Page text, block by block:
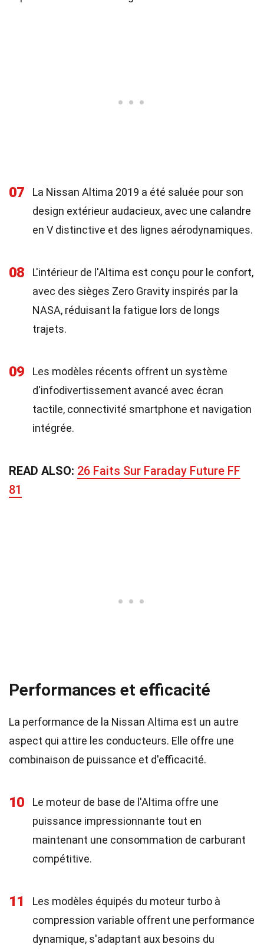
07
La Nissan Altima 2019 a été saluée pour son
design extérieur audacieux, avec une calandre
en V distinctive et des lignes aérodynamiques.
08
L'intérieur de l'Altima est conçu pour le confort,
avec des sièges Zero Gravity inspirés par la
NASA, réduisant la fatigue lors de longs
trajets.
09
Les modèles récents offrent un système
d'infodivertissement avancé avec écran
tactile, connectivité smartphone et navigation
intégrée.
READ ALSO: 26 Faits Sur Faraday Future FF
81
Performances et efficacité
La performance de la Nissan Altima est un autre
aspect qui attire les conducteurs. Elle offre une
combinaison de puissance et d'efficacité.
10
Le moteur de base de l'Altima offre une
puissance impressionnante tout en
maintenant une consommation de carburant
compétitive.
11
Les modèles équipés du moteur turbo à
compression variable offrent une performance
dynamique, s'adaptant aux besoins du